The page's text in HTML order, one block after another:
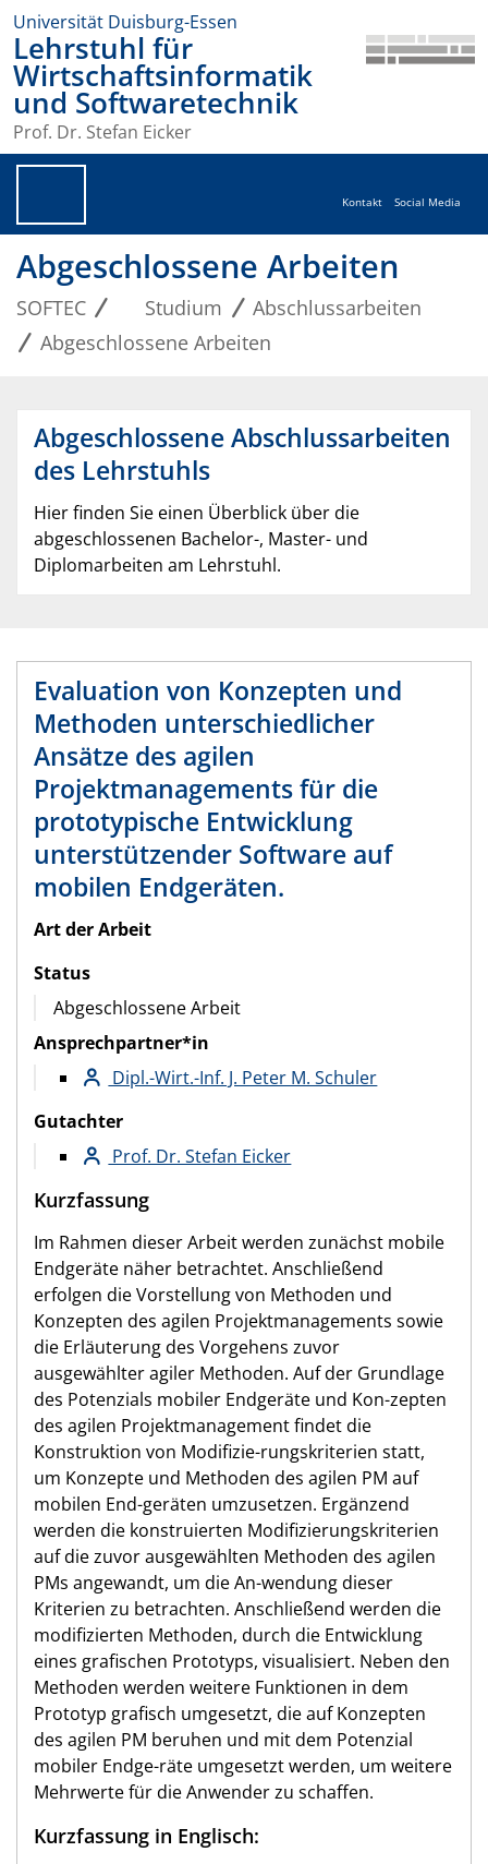
Universität Duisburg-Essen
Lehrstuhl für
Wirtschaftsinformatik
und Softwaretechnik
Prof. Dr. Stefan Eicker
Kontakt Social Media
Abgeschlossene Arbeiten
SOFTEC Studium
Abschlussarbeiten
Abgeschlossene Arbeiten
Abgeschlossene Abschlussarbeiten
des Lehrstuhls
Hier finden Sie einen Überblick über die
abgeschlossenen Bachelor-, Master- und
Diplomarbeiten am Lehrstuhl.
Evaluation von Konzepten und
Methoden unterschiedlicher
Ansätze des agilen
Projektmanagements für die
prototypische Entwicklung
unterstützender Software auf
mobilen Endgeräten.
Art der Arbeit
Status
Abgeschlossene Arbeit
Ansprechpartner*in
Dipl.-Wirt.-Inf. J. Peter M. Schuler
Gutachter
Prof. Dr. Stefan Eicker
Kurzfassung
Im Rahmen dieser Arbeit werden zunächst mobile
Endgeräte näher betrachtet. Anschließend
erfolgen die Vorstellung von Methoden und
Konzepten des agilen Projektmanagements sowie
die Erläuterung des Vorgehens zuvor
ausgewählter agiler Methoden. Auf der Grundlage
des Potenzials mobiler Endgeräte und Kon-zepten
des agilen Projektmanagement findet die
Konstruktion von Modifizie-rungskriterien statt,
um Konzepte und Methoden des agilen PM auf
mobilen End-geräten umzusetzen. Ergänzend
werden die konstruierten Modifizierungskriterien
auf die zuvor ausgewählten Methoden des agilen
PMs angewandt, um die An-wendung dieser
Kriterien zu betrachten. Anschließend werden die
modifizierten Methoden, durch die Entwicklung
eines grafischen Prototyps, visualisiert. Neben den
Methoden werden weitere Funktionen in dem
Prototyp grafisch umgesetzt, die auf Konzepten
des agilen PM beruhen und mit dem Potenzial
mobiler Endge-räte umgesetzt werden, um weitere
Mehrwerte für die Anwender zu schaffen.
Kurzfassung in Englisch: